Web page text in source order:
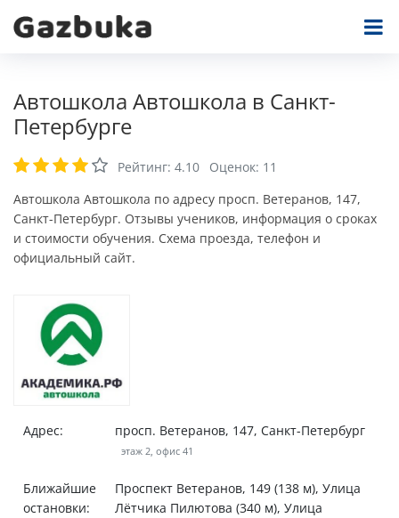
Автошкола Автошкола в Санкт-
Петербурге
Рейтинг: 4.10 Оценок: 11
Автошкола Автошкола по адресу просп. Ветеранов, 147,
Санкт-Петербург. Отзывы учеников, информация о сроках
и стоимости обучения. Схема проезда, телефон и
официальный сайт.
Адрес: просп. Ветеранов, 147, Санкт-Петербург
этаж 2, офис 41
Ближайшие
остановки:
Проспект Ветеранов, 149 (138 м), Улица
Лётчика Пилютова (340 м), Улица